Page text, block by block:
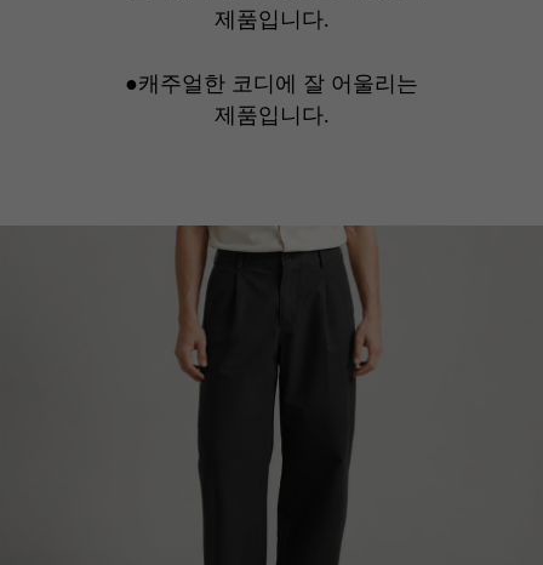
제품입니다.
●캐주얼한 코디에 잘 어울리는
제품입니다.